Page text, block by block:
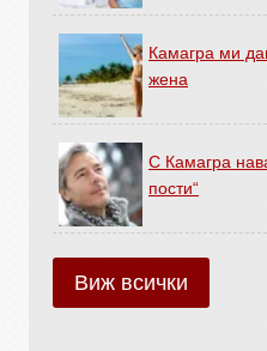
Камагра ми
жена
С Камагра
пости“
Виж всички